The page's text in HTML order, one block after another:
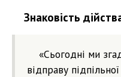
Знаковість
«Сьогодні ми
відправу